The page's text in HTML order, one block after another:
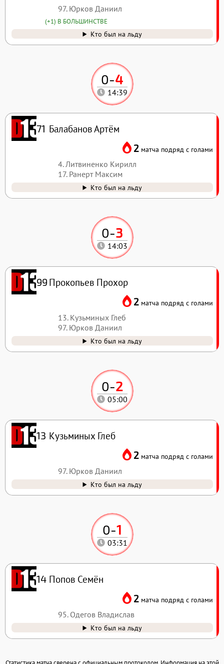
0-1
03:31
14 Попов Семён
2 матча подряд с голами
95. Одегов Владислав
Кто был на льду
0-2
05:00
13 Кузьминых Глеб
2 матча подряд с голами
97. Юрков Даниил
Кто был на льду
0-3
14:03
99 Прокопьев Прохор
2 матча подряд с голами
13. Кузьминых Глеб
97. Юрков Даниил
Кто был на льду
0-4
14:39
71 Балабанов Артём
2 матча подряд с голами
4. Литвиненко Кирилл
17. Ранерт Максим
Кто был на льду
97. Юрков Даниил
(+1) В БОЛЬШИНСТВЕ
Кто был на льду